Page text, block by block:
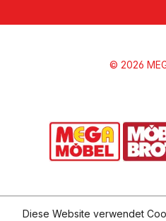
© 2026
Diese Website verwendet